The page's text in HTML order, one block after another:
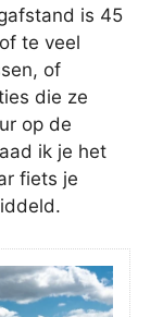
is 45
te veel
of
die ze
op de
ik je het
fiets je